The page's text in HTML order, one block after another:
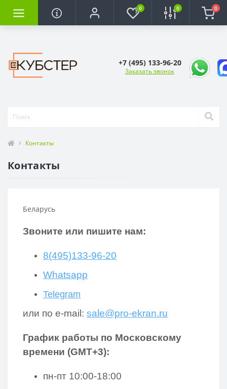
0 0 0
+7 (495) 133-96-20
Заказать звонок
Контакты
Контакты
Беларусь
Звоните или пишите нам:
8(495)133-96-20
Whatsapp
Telegram
или по e-mail: sale@pro-ekran.ru
График работы по Московскому
времени (GMT+3):
пн-пт 10:00-18:00